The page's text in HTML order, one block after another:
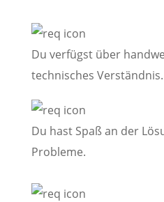
Du verfügst über
technisches Verständnis.
Du hast Spaß an der
Probleme.